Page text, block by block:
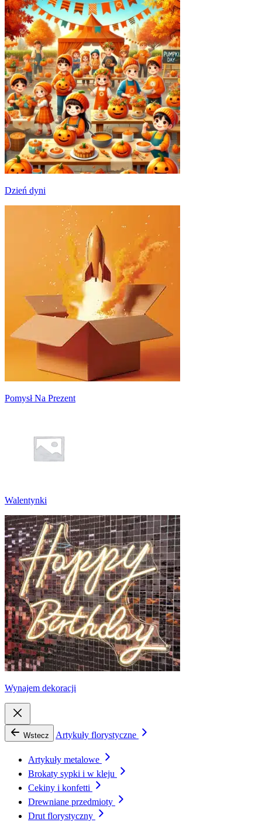
Dzień dyni
Pomysł Na Prezent
Walentynki
Wynajem dekoracji
Wstecz Artykuły florystyczne
Artykuły metalowe
Brokaty sypki i w kleju
Cekiny i konfetti
Drewniane przedmioty
Drut florystyczny